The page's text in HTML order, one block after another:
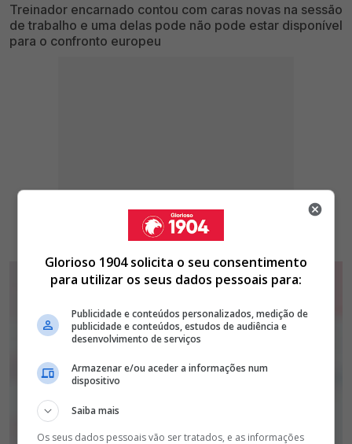
Treinador encarnado contou com caras novas na sessão
de trabalho e uma delas pode não pode estar disponível
para o confronto europeu
Glorioso 1904 solicita o seu consentimento
para utilizar os seus dados pessoais para:
Publicidade e conteúdos personalizados, medição de
publicidade e conteúdos, estudos de audiência e
desenvolvimento de serviços
Armazenar e/ou aceder a informações num
dispositivo
Saiba mais
Os seus dados pessoais vão ser tratados, e as informações